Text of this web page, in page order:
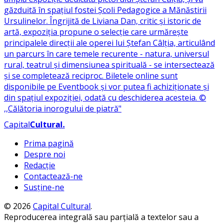
CapitalCultural.
Prima pagină
Despre noi
Redacție
Contactează-ne
Susține-ne
© 2026 Capital Cultural.
Reproducerea integrală sau parțială a textelor sau a